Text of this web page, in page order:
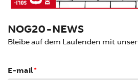
NOG20-NEWS
Bleibe auf dem Laufenden mit
E-mail*